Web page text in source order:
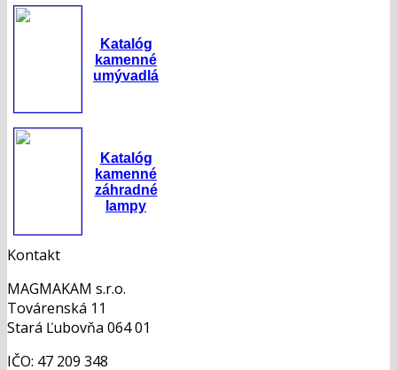
Katalóg
kamenné
umývadlá
Katalóg
kamenné
záhradné
lampy
Kontakt
MAGMAKAM s.r.o.
Továrenská 11
Stará Ľubovňa 064 01
IČO: 47 209 348